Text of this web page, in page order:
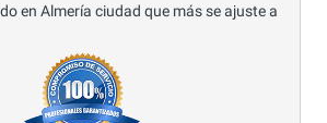
en Almería ciudad que más se ajuste a